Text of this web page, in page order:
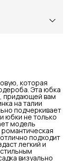
которая
Эта юбка
придающей вам
на талии
подчеркивает
юбки не только
модель
подходит
легкий и
визуально